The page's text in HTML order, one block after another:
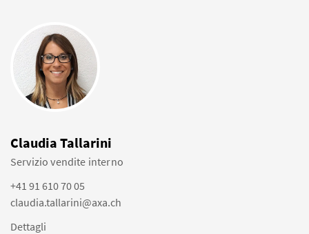
Claudia Tallarini
Servizio vendite interno
+41 91 610 70 05
claudia.tallarini@axa.ch
Dettagli